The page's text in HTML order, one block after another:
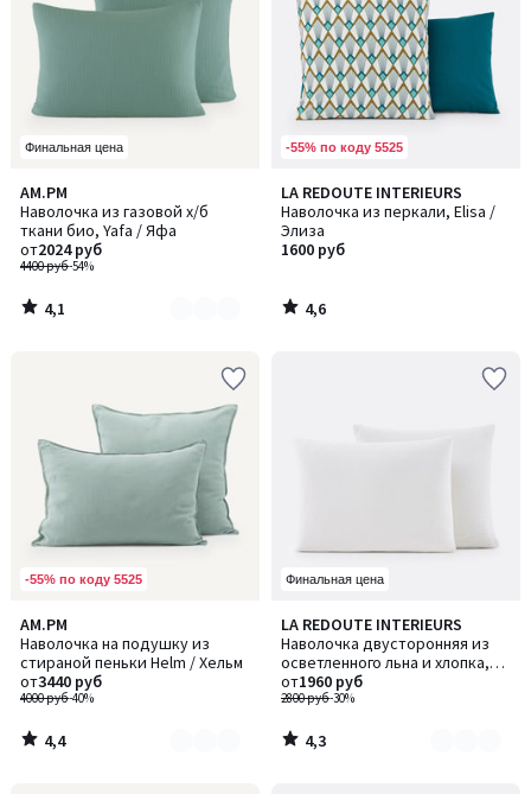
Финальная цена
AM.PM
Наволочка из газовой х/б
ткани био, Yafa / Яфа
4400 руб-54%
от2024 руб
4,1
/ 5
Количество
цветов:
4
4,1
/
-55% по коду 5525
LA REDOUTE INTERIEURS
Наволочка из перкали, Elisa /
Элиза
1600 руб
4,6
/ 5
4,6
/
-55% по коду 5525
AM.PM
Наволочка на подушку из
стираной пеньки Helm / Хельм
4000 руб-40%
от3440 руб
4,4
/ 5
Количество
цветов:
4
4,4
/
Финальная цена
LA REDOUTE INTERIEURS
Наволочка двусторонняя из
осветленного льна и хлопка,
Annaba / Аннаба
2800 руб-30%
от1960 руб
4,3
/ 5
Количество
цветов:
2
4,3
/